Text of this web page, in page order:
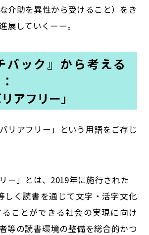
介助を異性から受けること）をき
展していくーー。
バック』から考える
アフリー」
リアフリー」という用語をご存じ
ー」とは、2019年に施行された
しく読書を通じて文字・活字文化
ことができる社会の実現に向け
等の読書環境の整備を総合的かつ